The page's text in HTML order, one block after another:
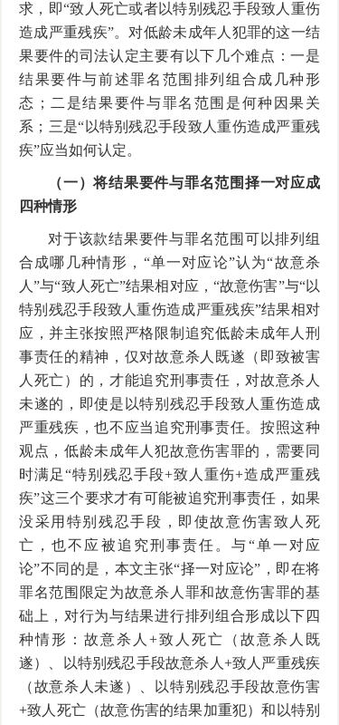
求，即“致人死亡或者以特别残忍手段致人重伤
造成严重残疾”。对低龄未成年人犯罪的这一结
果要件的司法认定主要有以下几个难点：一是
结果要件与前述罪名范围排列组合成几种形
态；二是结果要件与罪名范围是何种因果关
系；三是“以特别残忍手段致人重伤造成严重残
疾”应当如何认定。
（一）将结果要件与罪名范围择一对应成
四种情形
对于该款结果要件与罪名范围可以排列组
合成哪几种情形，“单一对应论”认为“故意杀
人”与“致人死亡”结果相对应，“故意伤害”与“以
特别残忍手段致人重伤造成严重残疾”结果相对
应，并主张按照严格限制追究低龄未成年人刑
事责任的精神，仅对故意杀人既遂（即致被害
人死亡）的，才能追究刑事责任，对故意杀人
未遂的，即使是以特别残忍手段致人重伤造成
严重残疾，也不应当追究刑事责任。按照这种
观点，低龄未成年人犯故意伤害罪的，需要同
时满足“特别残忍手段+致人重伤+造成严重残
疾”这三个要求才有可能被追究刑事责任，如果
没采用特别残忍手段，即使故意伤害致人死
亡，也不应被追究刑事责任。与“单一对应
论”不同的是，本文主张“择一对应论”，即在将
罪名范围限定为故意杀人罪和故意伤害罪的基
础上，对行为与结果进行排列组合形成以下四
种情形：故意杀人+致人死亡（故意杀人既
遂）、以特别残忍手段故意杀人+致人严重残疾
（故意杀人未遂）、以特别残忍手段故意伤害
+致人死亡（故意伤害的结果加重犯）和以特别